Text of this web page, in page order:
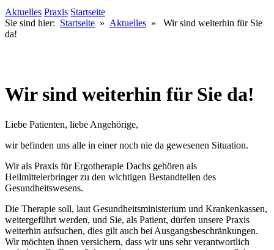
Aktuelles Praxis Startseite
Sie sind hier: Startseite » Aktuelles » Wir sind weiterhin für Sie
da!
Wir sind weiterhin für Sie da!
Liebe Patienten, liebe Angehörige,
wir befinden uns alle in einer noch nie da gewesenen Situation.
Wir als Praxis für Ergotherapie Dachs gehören als
Heilmittelerbringer zu den wichtigen Bestandteilen des
Gesundheitswesens.
Die Therapie soll, laut Gesundheitsministerium und Krankenkassen,
weitergeführt werden, und Sie, als Patient, dürfen unsere Praxis
weiterhin aufsuchen, dies gilt auch bei Ausgangsbeschränkungen.
Wir möchten ihnen versichern, dass wir uns sehr verantwortlich